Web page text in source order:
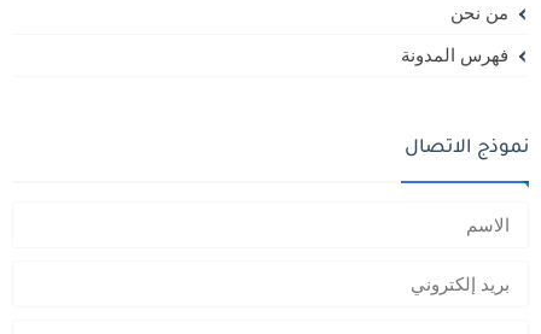
من نحن
فهرس المدونة
نموذج الاتصال